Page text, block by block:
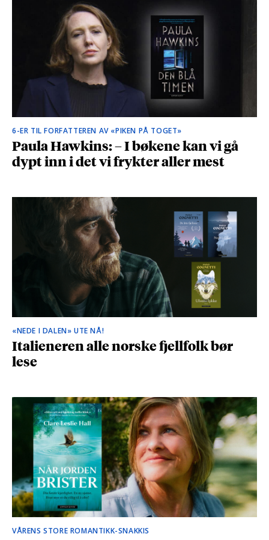
6-ER TIL FORFATTEREN AV «PIKEN PÅ TOGET»
Paula Hawkins: – I bøkene kan vi gå
dypt inn i det vi frykter aller mest
«NEDE I DALEN» UTE NÅ!
Italieneren alle norske fjellfolk bør
lese
VÅRENS STORE ROMANTIKK-SNAKKIS